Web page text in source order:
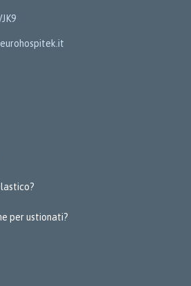
per ustionati?